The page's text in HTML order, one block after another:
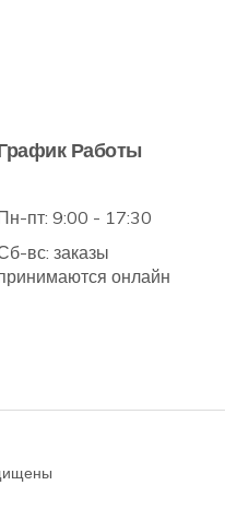
Работы
пт: 9:00 - 17:30
вс: заказы
онлайн